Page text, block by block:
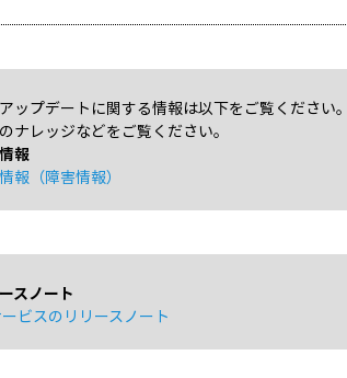
ップデートに関する情報は以下をご覧くださ
ナレッジなどをご覧ください。
報
報（障害情報）
スノート
ビスのリリースノート